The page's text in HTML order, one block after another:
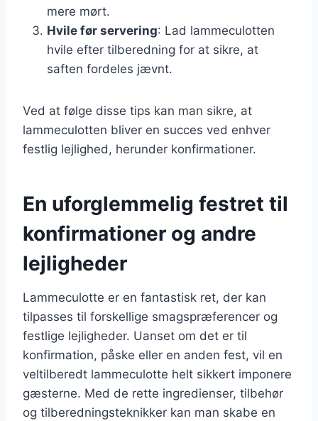
mere mørt.
Hvile før servering: Lad lammeculotten
hvile efter tilberedning for at sikre, at
saften fordeles jævnt.
Ved at følge disse tips kan man sikre, at
lammeculotten bliver en succes ved enhver
festlig lejlighed, herunder konfirmationer.
En uforglemmelig festret til
konfirmationer og andre
lejligheder
Lammeculotte er en fantastisk ret, der kan
tilpasses til forskellige smagspræferencer og
festlige lejligheder. Uanset om det er til
konfirmation, påske eller en anden fest, vil en
veltilberedt lammeculotte helt sikkert imponere
gæsterne. Med de rette ingredienser, tilbehør
og tilberedningsteknikker kan man skabe en